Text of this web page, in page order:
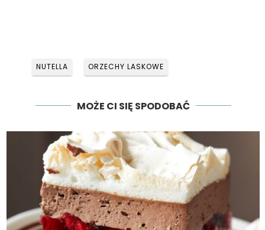
NUTELLA ORZECHY LASKOWE
MOŻE CI SIĘ SPODOBAĆ